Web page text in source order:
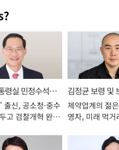
령실 민정수석비
출신, 공소청·중수
고 검찰개혁 완수
김정균 보령 및
표이사 사장
제약업계의 젊
영자, 미래 먹